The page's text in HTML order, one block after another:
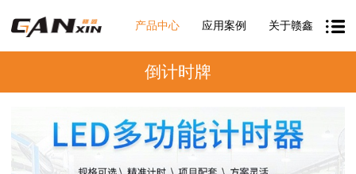
产品中心 应用案例 关于赣鑫
倒计时牌